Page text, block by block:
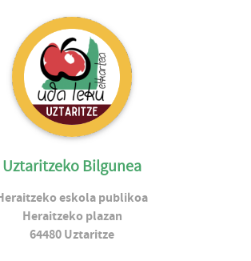
Uztaritzeko Bilgunea
eskola publikoa
Heraitzeko plazan
64480Uztaritze